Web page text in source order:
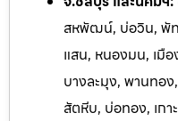
สหพัฒน์, บ่อวิน, พัท
แสน, หนองมน, เมื
บางละมุง, พานทอ
สัตหีบ, บ่อทอง, เกา